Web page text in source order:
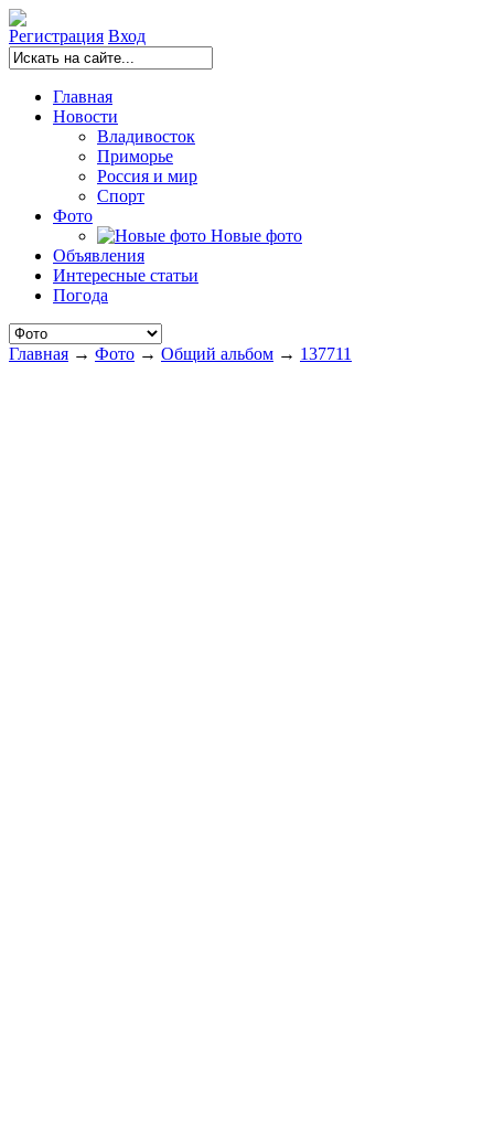
Регистрация Вход
Главная
Новости
Владивосток
Приморье
Россия и мир
Спорт
Фото
Новые фото
Объявления
Интересные статьи
Погода
Главная → Фото → Общий альбом → 137711